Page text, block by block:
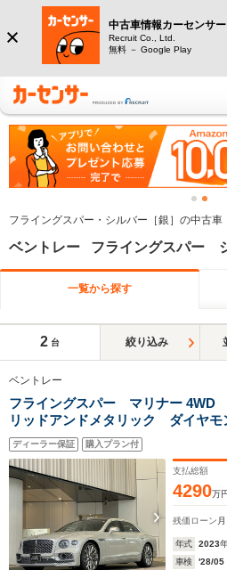
中古車情報カーセンサー
Recruit Co., Ltd.
無料 － Google Play
フライングスパー・シルバー［銀］の中古車
ベントレー フライングスパー
一覧から探す
2 台 絞り込み
ベントレー
フライングスパー マリナー
リッドアンドメタリック ダイヤ
レーキー
ディーラー保証 購入プラン付
支払総額
4290万
残価ローン
年式 2023
車検
'28/05